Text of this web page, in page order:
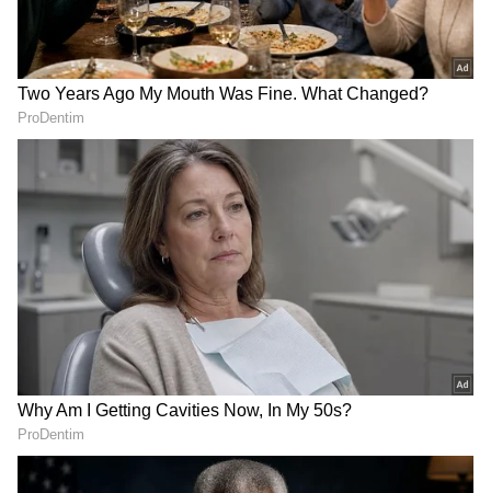
Related Articles
GBA ವಿರುದ್ಧ 1 ಕಿ.ಮೀ ಚಾಲೆಂಜ್ ಆರಂಭಿಸಿದ
ಬೆಂಗಳೂರಿಗರು: ಫುಟ್‌ಪಾತ್‌ಗಾಗಿ ಹುಡುಕಾಟ
GBA elections: ಮಳೆ, ಸಿಬ್ಬಂದಿ ಕೊರತೆ ಕಾರಣ
ಹೇಳಬೇಡಿ; ಜಿಬಿಎ ಚುನಾವಣೆಗೆ ಆ.31 ಡೆಡ್‌ಲೈನ್ ಕೊಟ್ಟ
ಸುಪ್ರೀಂ!
MLC Election Drama: ಅಡ್ಡ
ಮತ ಭೀತಿಯಲ್ಲಿ ಎಂಎಲ್ಸಿ
ಚುನಾವಣೆ! 7ನೇ ಸ್ಥಾನ
ಗೆಲ್ಲೋರ್‍ಯಾರು?
Kartavya App: ಕರ್ತವ್ಯ
ಆ್ಯಪ್‌ನಲ್ಲಿ ನೋಂದಣಿ ಮಾಡದ
2.13 ಲಕ್ಷ ನೌಕರರು! ಸಿಎಂ
ಸೂಚನೆಗೂ ಬೆಲೆ ಇಲ್ಲವೇ?